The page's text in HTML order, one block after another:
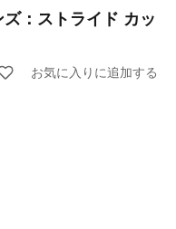
：ストライド カッ
お気に入りに追加する